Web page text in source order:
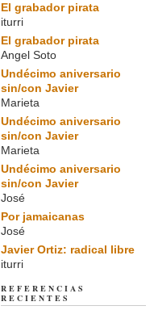
El grabador pirata
iturri
El grabador pirata
Angel Soto
Undécimo aniversario
sin/con Javier
Marieta
Undécimo aniversario
sin/con Javier
Marieta
Undécimo aniversario
sin/con Javier
José
Por jamaicanas
José
Javier Ortiz: radical libre
iturri
REFERENCIAS
RECIENTES